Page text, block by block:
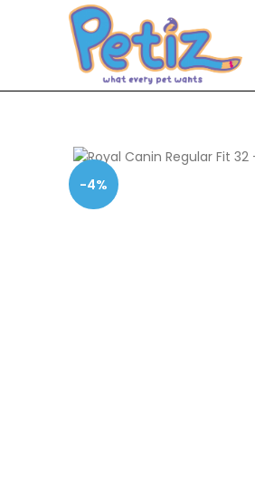
-4%